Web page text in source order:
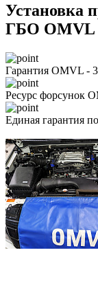
Установка
ГБО OMVL
Гарантия OMVL - 3
Ресурс форсунок
Единая гарантия